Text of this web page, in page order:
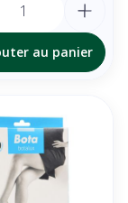
au panier